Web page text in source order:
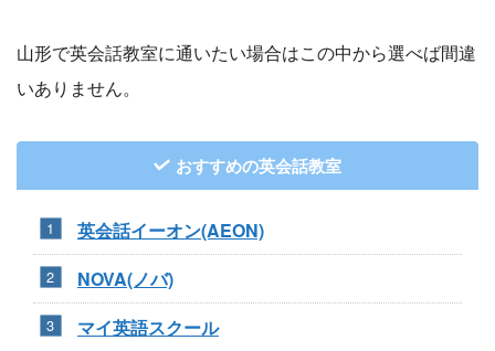
山形で英会話教室に通いたい場合はこの中から選べば間違
いありません。
おすすめの英会話教室
英会話イーオン(AEON)
NOVA(ノバ)
マイ英語スクール